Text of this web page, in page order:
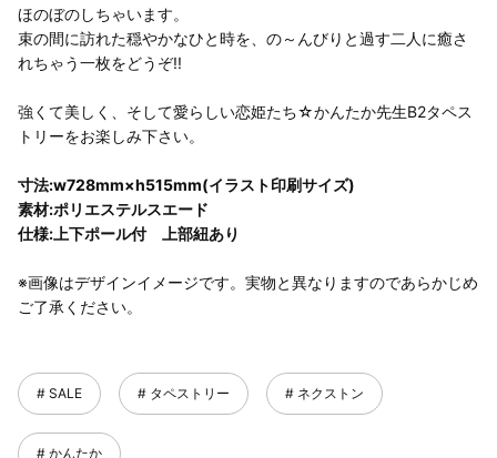
ほのぼのしちゃいます。
束の間に訪れた穏やかなひと時を、の～んびりと過す二人に癒さ
れちゃう一枚をどうぞ!!
強くて美しく、そして愛らしい恋姫たち☆かんたか先生B2タペス
トリーをお楽しみ下さい。
寸法:w728mm×h515mm(イラスト印刷サイズ)
素材:ポリエステルスエード
仕様:上下ポール付 上部紐あり
※画像はデザインイメージです。実物と異なりますのであらかじめ
ご了承ください。
SALE タペストリー ネクストン
かんたか